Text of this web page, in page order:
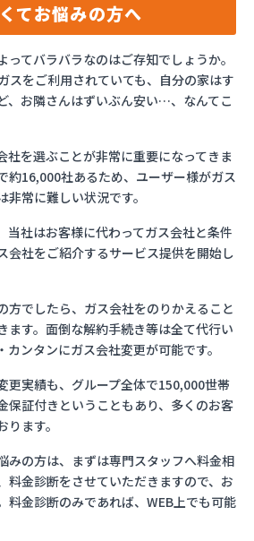
てお悩みの方へ
ってバラバラなのはご存知でしょうか。
スをご利用されていても、自分の家はす
、お隣さんはずいぶん安い…、なんてこ
社を選ぶことが非常に重要になってきま
約16,000社あるため、ユーザー様がガス
常に難しい状況です。
当社はお客様に代わってガス会社と条件
会社をご紹介するサービス提供を開始し
方でしたら、ガス会社をのりかえること
ます。面倒な解約手続き等は全て代行い
ンタンにガス会社変更が可能です。
更実績も、グループ全体で150,000世帯
保証付きということもあり、多くのお客
ます。
みの方は、まずは専門スタッフへ料金相
料金診断をさせていただきますので、お
料金診断のみであれば、WEB上でも可能